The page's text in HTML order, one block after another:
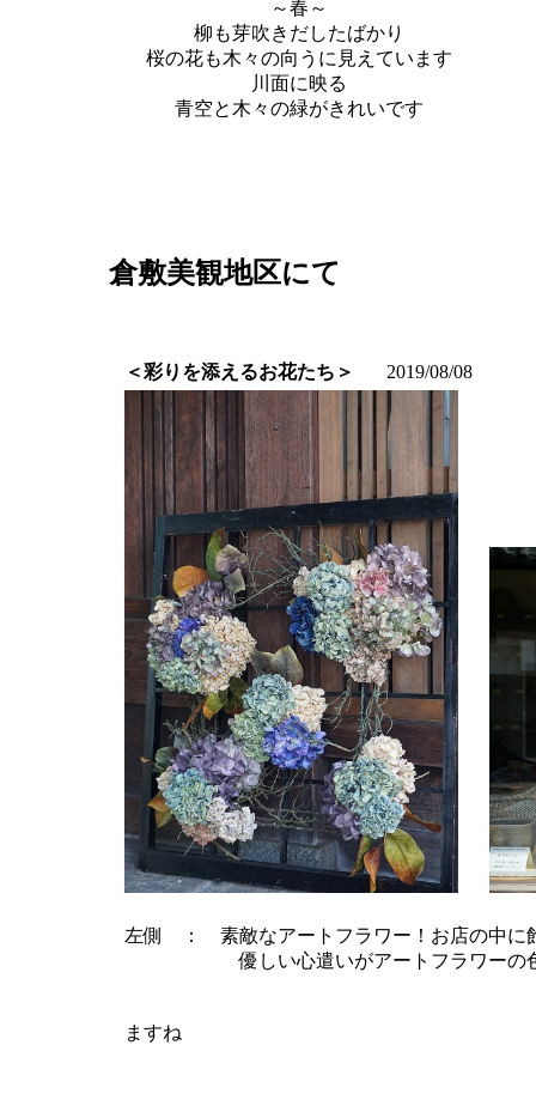
～春～
柳も芽吹きだしたばかり
桜の花も木々の向うに見えています
川面に映る
青空と木々の緑がきれいです
倉敷美観地区にて
＜彩りを添えるお花たち＞ 2019/08/08
左側 ： 素敵なアートフラワー！お店の中に
優しい心遣いがアートフラワーの色合
ますね